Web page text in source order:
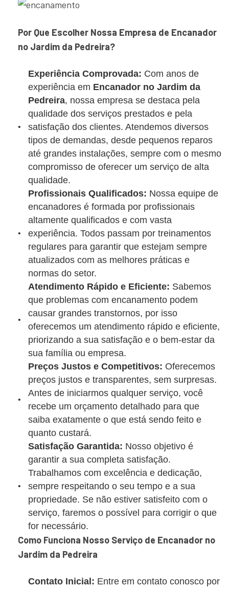
Por Que Escolher Nossa Empresa de Encanador
no Jardim da Pedreira?
Experiência Comprovada: Com anos de
experiência em Encanador no Jardim da
Pedreira, nossa empresa se destaca pela
qualidade dos serviços prestados e pela
satisfação dos clientes. Atendemos diversos
tipos de demandas, desde pequenos reparos
até grandes instalações, sempre com o mesmo
compromisso de oferecer um serviço de alta
qualidade.
Profissionais Qualificados: Nossa equipe de
encanadores é formada por profissionais
altamente qualificados e com vasta
experiência. Todos passam por treinamentos
regulares para garantir que estejam sempre
atualizados com as melhores práticas e
normas do setor.
Atendimento Rápido e Eficiente: Sabemos
que problemas com encanamento podem
causar grandes transtornos, por isso
oferecemos um atendimento rápido e eficiente,
priorizando a sua satisfação e o bem-estar da
sua família ou empresa.
Preços Justos e Competitivos: Oferecemos
preços justos e transparentes, sem surpresas.
Antes de iniciarmos qualquer serviço, você
recebe um orçamento detalhado para que
saiba exatamente o que está sendo feito e
quanto custará.
Satisfação Garantida: Nosso objetivo é
garantir a sua completa satisfação.
Trabalhamos com excelência e dedicação,
sempre respeitando o seu tempo e a sua
propriedade. Se não estiver satisfeito com o
serviço, faremos o possível para corrigir o que
for necessário.
Como Funciona Nosso Serviço de Encanador no
Jardim da Pedreira
Contato Inicial: Entre em contato conosco por